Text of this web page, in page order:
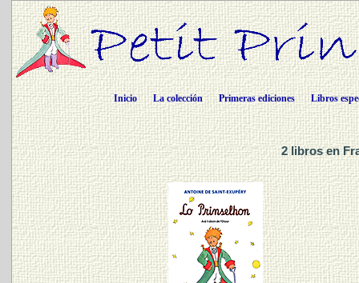
Inicio La colección Primeras ediciones Libros
2 libros en